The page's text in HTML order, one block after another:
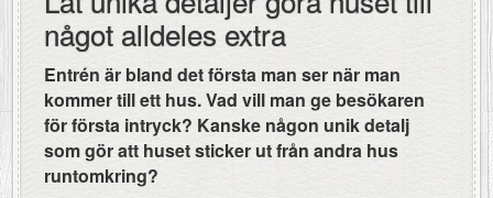
något alldeles extra
Entrén är bland det första man ser när man
kommer till ett hus. Vad vill man ge besökaren
för första intryck? Kanske någon unik detalj
som gör att huset sticker ut från andra hus
runtomkring?